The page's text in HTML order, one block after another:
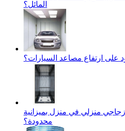
المائل؟
على ارتفاع مصاعد السيارات؟
منزلي في منزل بميزانية
محدودة؟